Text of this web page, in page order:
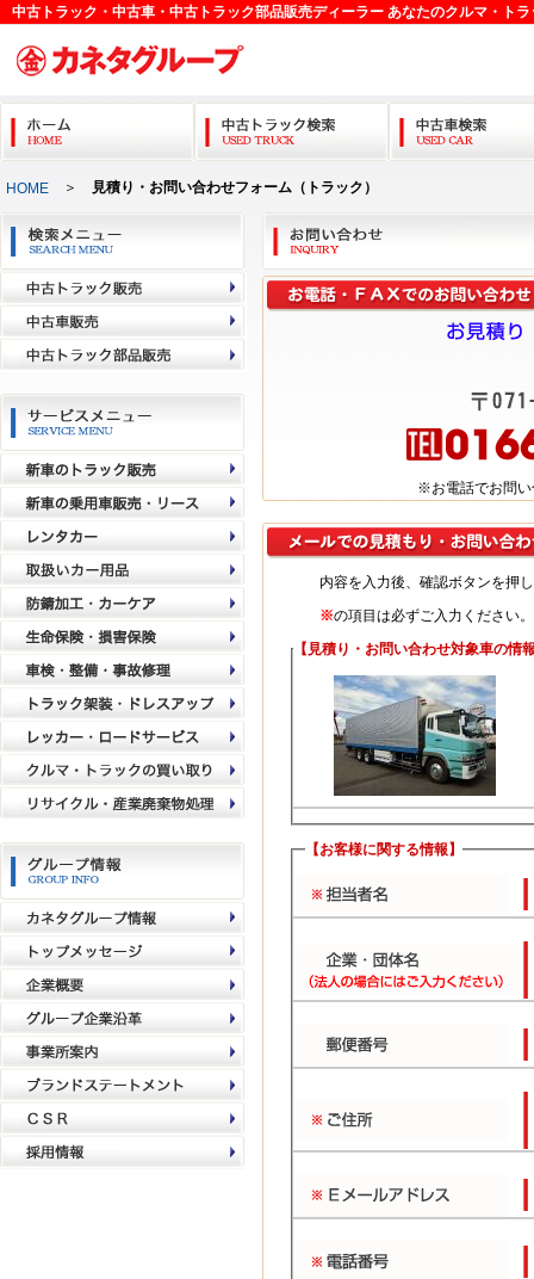
中古トラック・中古車・中古トラック部品販売ディーラー あなたのクルマ・ト
HOME ＞ 見積り・お問い合わせフォーム（トラック）
※お電話でお問
内容を入力後、確認ボタンを押し
※の項目は必ずご入力ください。
【見積り・お問い合わせ対象車の情
【お客様に関する情報】